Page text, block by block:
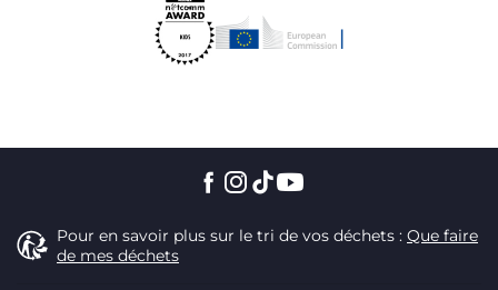
Pour en savoir plus sur le tri de vos déchets : Que faire
de mes déchets